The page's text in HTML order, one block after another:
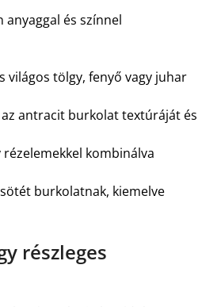
és színnel
világos tölgy, fenyő vagy juhar
antracit burkolat textúráját és
kombinálva
burkolatnak, kiemelve
részleges